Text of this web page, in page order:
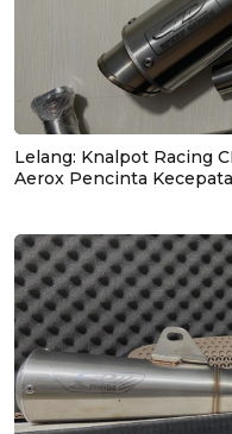
Lelang: Knalpot Racing
Aerox Pencinta